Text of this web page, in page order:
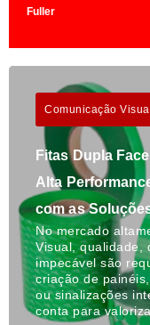
Fuller
Comunicação
Fitas Dupla
Alta
com as
No mercado
Visual, qualidade,
impecável são
criação de
ou sinalizações
conta para